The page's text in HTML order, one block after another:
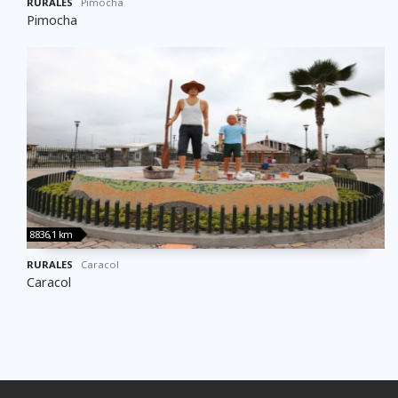
Pimocha
8836,1 km
RURALES Caracol
Caracol